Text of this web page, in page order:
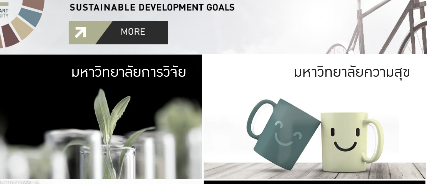
มหาวิทยาลัย
เกษตรศาสตร์ มีพื้นที่เขียวสดใส หนาแน่น
เป็นป่าในเมือง (URBAN FOREST)
เกษตรในเมือง (URBAN AGRICULTURE)
ที่นับรวมกันได้ประมาณ 1,400 ไร่
มหาวิทยาลัยการวิจัย มหาวิทยาลัย
ให้กับประชาชน
มหาวิทยาลัยความสุข